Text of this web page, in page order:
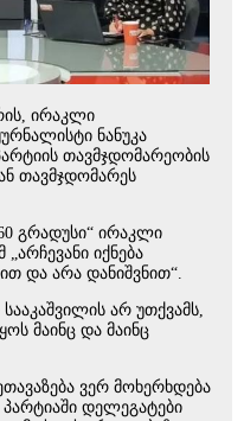
ირაკლი
ნანუკა
თავმჯდომარეობის
თავმჯდომარეს
გრადუსი“ ირაკლი
იქნება
და არა დანიშვნით“.
არ უთქვამს,
მაინც და მაინც
ვერ მოხერხდება
დელეგატები